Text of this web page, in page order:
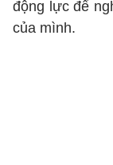
động lực để
của mình.